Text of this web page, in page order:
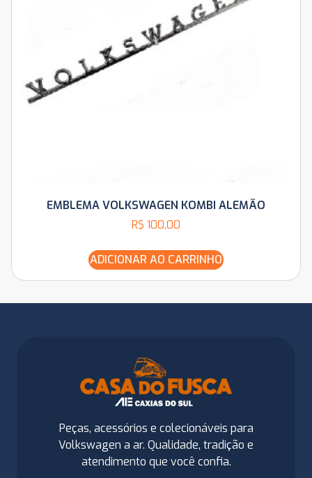
EMBLEMA VOLKSWAGEN KOMBI ALEMÃO
R$ 100,00
ADICIONAR AO CARRINHO
Peças, acessórios e colecionáveis para
Volkswagen a ar. Qualidade, tradição e
atendimento que você confia.